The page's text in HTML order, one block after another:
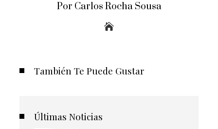
Por Carlos Rocha Sousa
También Te Puede Gustar
Últimas Noticias